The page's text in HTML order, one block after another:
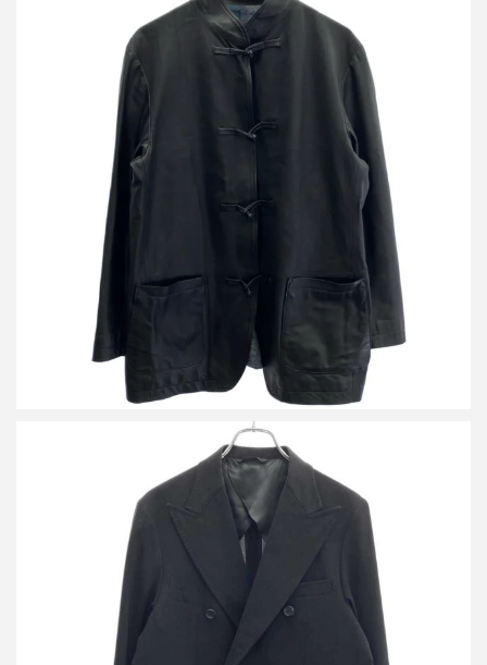
レインメーカー 23SS Oriental leather jacket オリエンタル レザー
詳しく見る
レインメーカー 23SS DOUBLE BREASTED JACKET ダブルブレ
ステッドジャケット RM231-031 ブラック 4(46)